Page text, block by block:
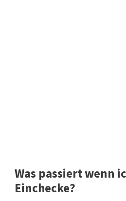
Was passiert wenn
Einchecke?